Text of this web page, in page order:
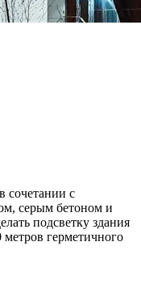
сочетании с
серым бетоном и
подсветку здания
герметичного